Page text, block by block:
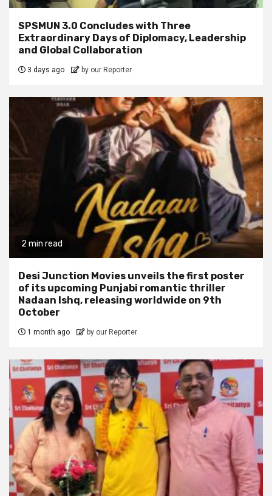
SPSMUN 3.0 Concludes with Three
Extraordinary Days of Diplomacy, Leadership
and Global Collaboration
3 days ago by our Reporter
2 min read
Desi Junction Movies unveils the first poster
of its upcoming Punjabi romantic thriller
Nadaan Ishq, releasing worldwide on 9th
October
1 month ago by our Reporter